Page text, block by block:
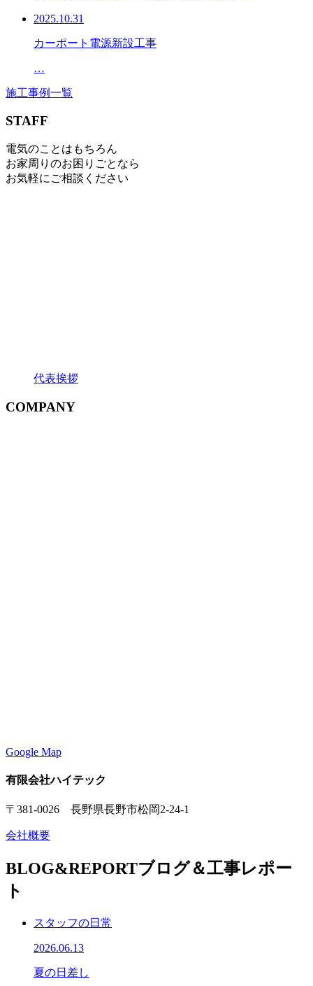
2025.10.31
カーポート電源新設工事
…
施工事例一覧
STAFF
電気のことはもちろん
お家周りのお困りごとなら
お気軽にご相談ください
代表挨拶
COMPANY
Google Map
有限会社ハイテック
〒381-0026 長野県長野市松岡2-24-1
会社概要
BLOG&REPORTブログ＆工事レポー
ト
スタッフの日常
2026.06.13
夏の日差し